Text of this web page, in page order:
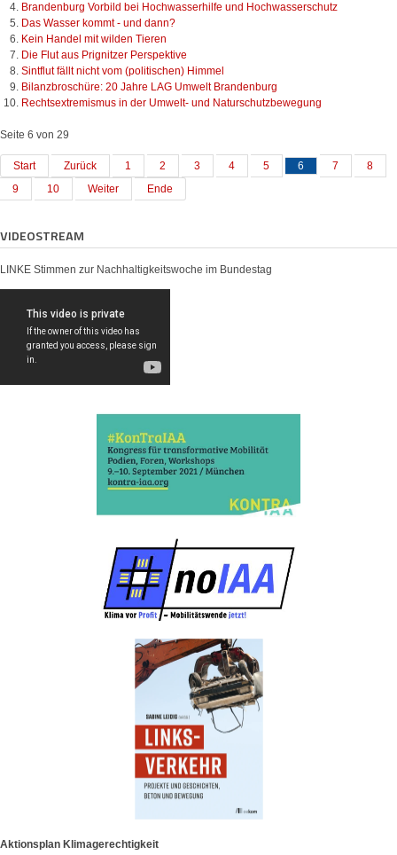
Brandenburg Vorbild bei Hochwasserhilfe und Hochwasserschutz
Das Wasser kommt - und dann?
Kein Handel mit wilden Tieren
Die Flut aus Prignitzer Perspektive
Sintflut fällt nicht vom (politischen) Himmel
Bilanzbroschüre: 20 Jahre LAG Umwelt Brandenburg
Rechtsextremismus in der Umwelt- und Naturschutzbewegung
Seite 6 von 29
Start Zurück 1 2 3 4 5 6 7
8
9
10 Weiter Ende
VIDEOSTREAM
LINKE Stimmen zur Nachhaltigkeitswoche im Bundestag
Aktionsplan Klimagerechtigkeit